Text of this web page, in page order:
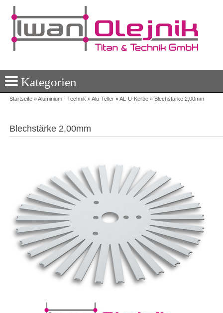
Kategorien
Startseite »Aluminium - Technik »Alu-Teller »AL-U-Kerbe » Blechstärke 2,00mm
Blechstärke 2,00mm